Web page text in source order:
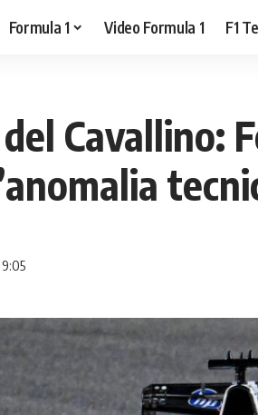
Formula 1 Video Formula 1 F1
Cavallino: